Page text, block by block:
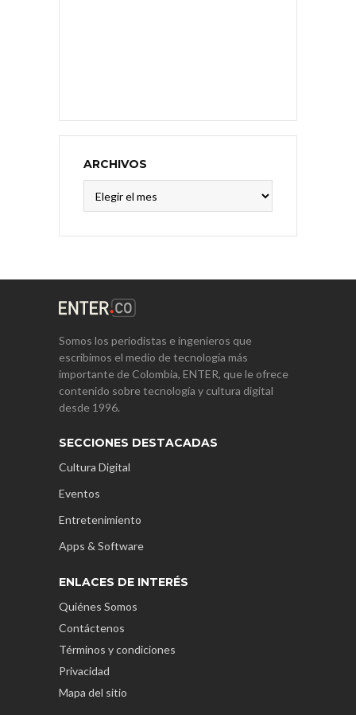
ARCHIVOS
Somos los periodistas e ingenieros que
escribimos el medio de tecnología más
importante de Colombia, ENTER, que le ofrece
contenido sobre tecnología y cultura digital
desde 1996.
SECCIONES DESTACADAS
Cultura Digital
Eventos
Entretenimiento
Apps & Software
ENLACES DE INTERÉS
Quiénes Somos
Contáctenos
Términos y condiciones
Privacidad
Mapa del sitio